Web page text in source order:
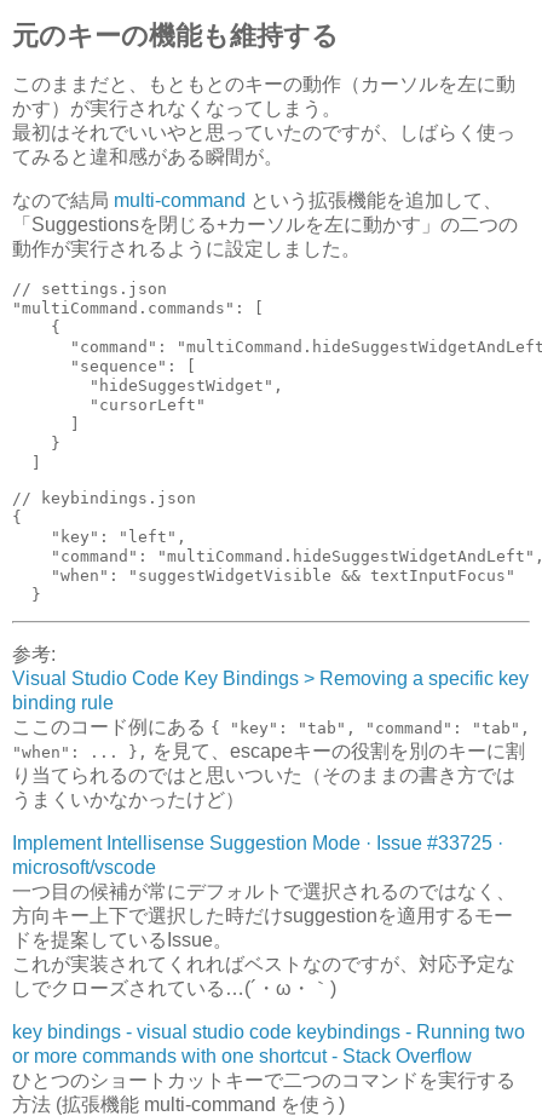
元のキーの機能も維持する
このままだと、もともとのキーの動作（カーソルを左に動
かす）が実行されなくなってしまう。
最初はそれでいいやと思っていたのですが、しばらく使っ
てみると違和感がある瞬間が。
なので結局 multi-command という拡張機能を追加して、
「Suggestionsを閉じる+カーソルを左に動かす」の二つの
動作が実行されるように設定しました。
// settings.json
"multiCommand.commands": [
    {
"command":
      "sequence": [
        "hideSuggestWidget",
        "cursorLeft"
    }
// keybindings.json
{
    "key": "left",
"command":
    "when": "suggestWidgetVisible && textInputFocus"
  }
参考:
Visual Studio Code Key Bindings > Removing a specific key
binding rule
ここのコード例にある { "key": "tab", "command": "tab",
"when": ... }, を見て、escapeキーの役割を別のキーに割
り当てられるのではと思いついた（そのままの書き方では
うまくいかなかったけど）
Implement Intellisense Suggestion Mode · Issue #33725 ·
microsoft/vscode
一つ目の候補が常にデフォルトで選択されるのではなく、
方向キー上下で選択した時だけsuggestionを適用するモー
ドを提案しているIssue。
これが実装されてくれればベストなのですが、対応予定な
しでクローズされている…(´・ω・｀)
key bindings - visual studio code keybindings - Running two
or more commands with one shortcut - Stack Overflow
ひとつのショートカットキーで二つのコマンドを実行する
方法 (拡張機能 multi-command を使う)